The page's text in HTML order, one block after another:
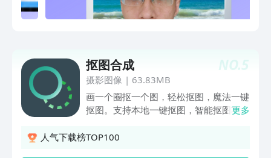
NO.5
抠图合成
摄影图像 | 63.83MB
画一个圈抠一个图，轻松抠图，魔法一键
抠图。支持本地一键抠图，智能抠图功
魔法抠图实现一键抠图，只需在要抠取的
更多
人气下载榜TOP100